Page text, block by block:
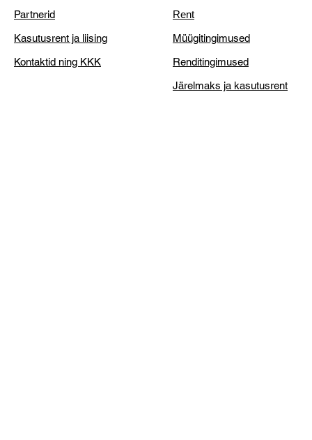
Partnerid
Kasutusrent ja liising
Kontaktid ning KKK
Rent
Müügitingimused
Renditingimused
Järelmaks ja kasutusrent